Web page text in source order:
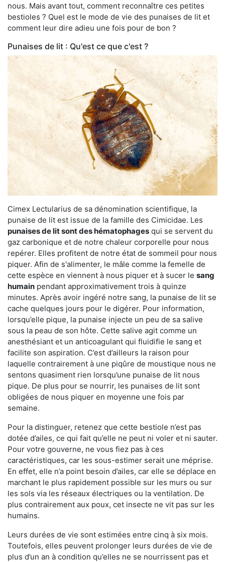
nous. Mais avant tout, comment reconnaître ces petites
bestioles ? Quel est le mode de vie des punaises de lit et
comment leur dire adieu une fois pour de bon ?
Punaises de lit : Qu'est ce que c'est ?
Cimex Lectularius de sa dénomination scientifique, la
punaise de lit est issue de la famille des Cimicidae. Les
punaises de lit sont des hématophages qui se servent du
gaz carbonique et de notre chaleur corporelle pour nous
repérer. Elles profitent de notre état de sommeil pour nous
piquer. Afin de s'alimenter, le mâle comme la femelle de
cette espèce en viennent à nous piquer et à sucer le sang
humain pendant approximativement trois à quinze
minutes. Après avoir ingéré notre sang, la punaise de lit se
cache quelques jours pour le digérer. Pour information,
lorsqu’elle pique, la punaise injecte un peu de sa salive
sous la peau de son hôte. Cette salive agit comme un
anesthésiant et un anticoagulant qui fluidifie le sang et
facilite son aspiration. C’est d’ailleurs la raison pour
laquelle contrairement à une piqûre de moustique nous ne
sentons quasiment rien lorsqu’une punaise de lit nous
pique. De plus pour se nourrir, les punaises de lit sont
obligées de nous piquer en moyenne une fois par
semaine.
Pour la distinguer, retenez que cette bestiole n’est pas
dotée d’ailes, ce qui fait qu’elle ne peut ni voler et ni sauter.
Pour votre gouverne, ne vous fiez pas à ces
caractéristiques, car les sous-estimer serait une méprise.
En effet, elle n’a point besoin d’ailes, car elle se déplace en
marchant le plus rapidement possible sur les murs ou sur
les sols via les réseaux électriques ou la ventilation. De
plus contrairement aux poux, cet insecte ne vit pas sur les
humains.
Leurs durées de vie sont estimées entre cinq à six mois.
Toutefois, elles peuvent prolonger leurs durées de vie de
plus d’un an à condition qu’elles ne se nourrissent pas et